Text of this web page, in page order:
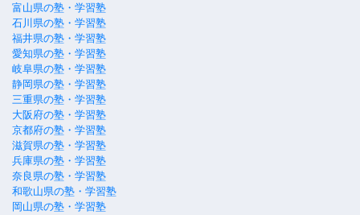
富山県の塾・学習塾
石川県の塾・学習塾
福井県の塾・学習塾
愛知県の塾・学習塾
岐阜県の塾・学習塾
静岡県の塾・学習塾
三重県の塾・学習塾
大阪府の塾・学習塾
京都府の塾・学習塾
滋賀県の塾・学習塾
兵庫県の塾・学習塾
奈良県の塾・学習塾
和歌山県の塾・学習塾
岡山県の塾・学習塾